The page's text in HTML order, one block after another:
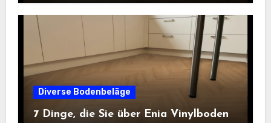
Diverse Bodenbeläge
7 Dinge, die Sie über Enia Vinylboden